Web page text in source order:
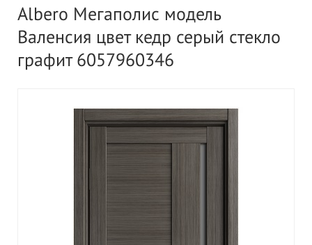
Albero Мегаполис модель
Валенсия цвет кедр серый стекло
графит 6057960346